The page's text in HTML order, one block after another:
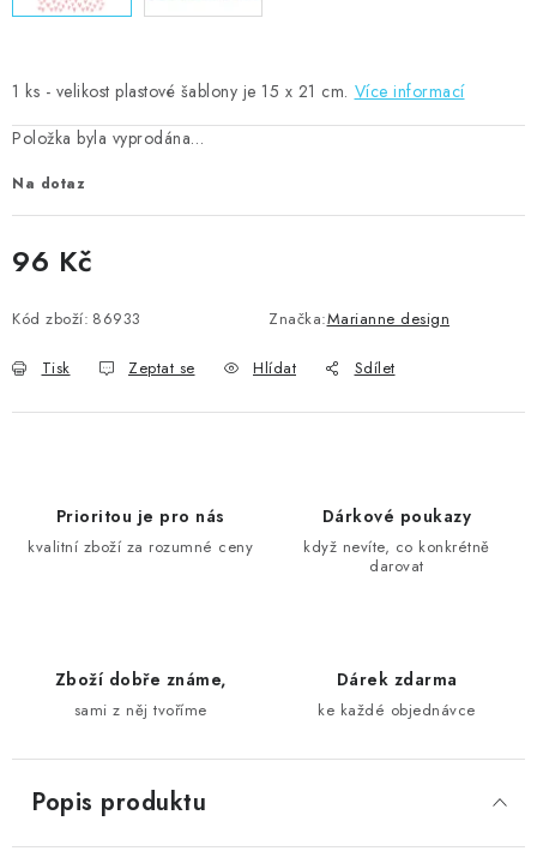
1 ks - velikost plastové šablony je 15 x 21 cm. Více informací
Položka byla vyprodána…
Na dotaz
96 Kč
Kód zboží: 86933 Značka:Marianne design
Tisk Zeptat se Hlídat Sdílet
Prioritou je pro nás
kvalitní zboží za rozumné ceny
Dárkové poukazy
když nevíte, co konkrétně
darovat
Zboží dobře známe,
sami z něj tvoříme
Dárek zdarma
ke každé objednávce
Popis produktu